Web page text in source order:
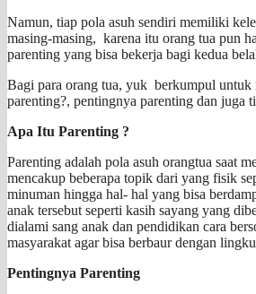
Namun, tiap pola asuh sendiri memiliki
masing-masing, karena itu orang tua pun
parenting yang bisa bekerja bagi kedua
Bagi para orang tua, yuk berkumpul untuk
parenting?, pentingnya parenting dan juga
Apa Itu Parenting ?
Parenting adalah pola asuh orangtua saat
mencakup beberapa topik dari yang fisik
minuman hingga hal- hal yang bisa
anak tersebut seperti kasih sayang yang
dialami sang anak dan pendidikan cara
masyarakat agar bisa berbaur dengan
Pentingnya Parenting